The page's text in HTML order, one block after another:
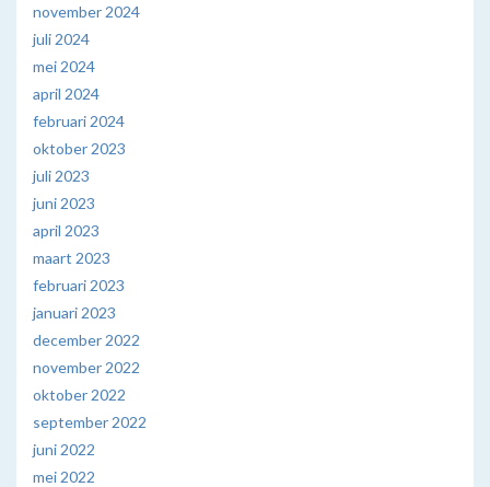
november 2024
juli 2024
mei 2024
april 2024
februari 2024
oktober 2023
juli 2023
juni 2023
april 2023
maart 2023
februari 2023
januari 2023
december 2022
november 2022
oktober 2022
september 2022
juni 2022
mei 2022